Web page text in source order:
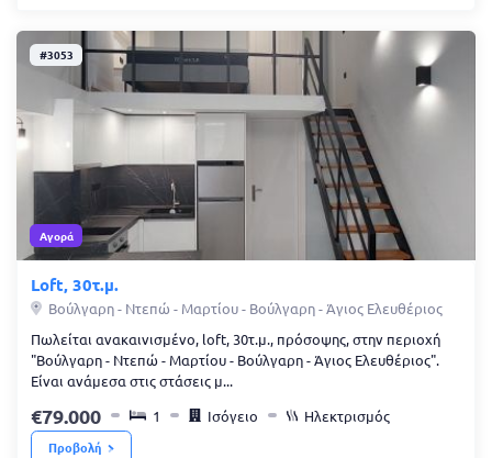
#3053
Αγορά
Loft, 30τ.μ.
Βούλγαρη - Ντεπώ - Μαρτίου - Βούλγαρη - Άγιος Ελευθέριος
Πωλείται ανακαινισμένο, loft, 30τ.μ., πρόσοψης, στην περιοχή
"Βούλγαρη - Ντεπώ - Μαρτίου - Βούλγαρη - Άγιος Ελευθέριος".
Είναι ανάμεσα στις στάσεις μ...
79.000 1 Ισόγειο Ηλεκτρισμός
Προβολή